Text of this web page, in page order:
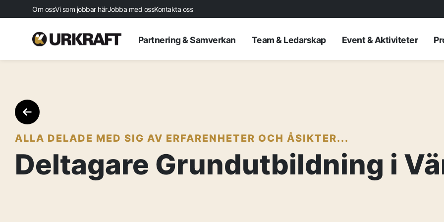
Om ossVi som jobbar härJobba med ossKontakta oss
Startsida
AKTUELLT
Partnering & Samverkan Team & Ledarskap Event & Aktiviteter
ALLA DELADE MED SIG AV ERFARENHETER OCH ÅSIKTER...
Deltagare Grundutbildning i